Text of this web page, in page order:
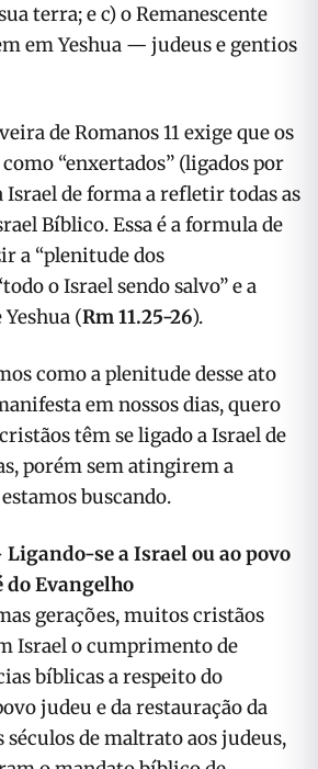
terra; e c) o Remanescente
em Yeshua — judeus e gentios
de Romanos 11 exige que os
“enxertados” (ligados por
Israel de forma a refletir todas as
Bíblico. Essa é a formula de
a “plenitude dos
o Israel sendo salvo” e a
Yeshua (Rm 11.25-26).
como a plenitude desse ato
em nossos dias, quero
têm se ligado a Israel de
porém sem atingirem a
buscando.
Ligando-se a Israel ou ao povo
do Evangelho
gerações, muitos cristãos
Israel o cumprimento de
bíblicas a respeito do
judeu e da restauração da
séculos de maltrato aos judeus,